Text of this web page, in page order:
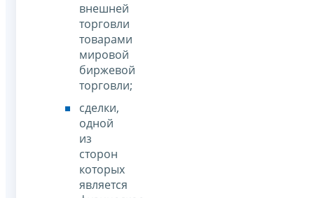
внешней
торговли
товарами
мировой
биржевой
торговли;
сделки,
одной
из
сторон
которых
является